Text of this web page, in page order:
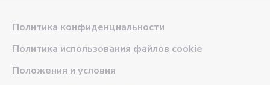
Политика конфиденциальности
Политика использования файлов cookie
Положения и условия